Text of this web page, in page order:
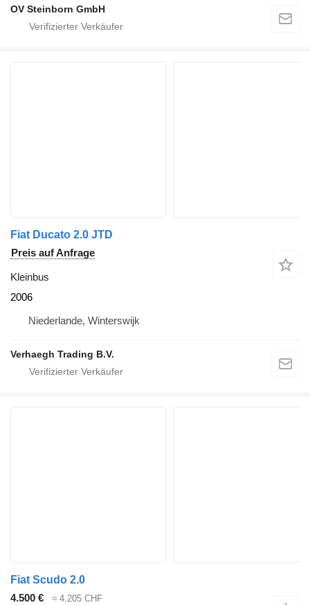
OV Steinborn GmbH
Fiat Ducato 2.0 JTD
Preis auf Anfrage
Kleinbus
2006
Niederlande, Winterswijk
Verhaegh Trading B.V.
Fiat Scudo 2.0
4.500 €
≈ 4.205 CHF